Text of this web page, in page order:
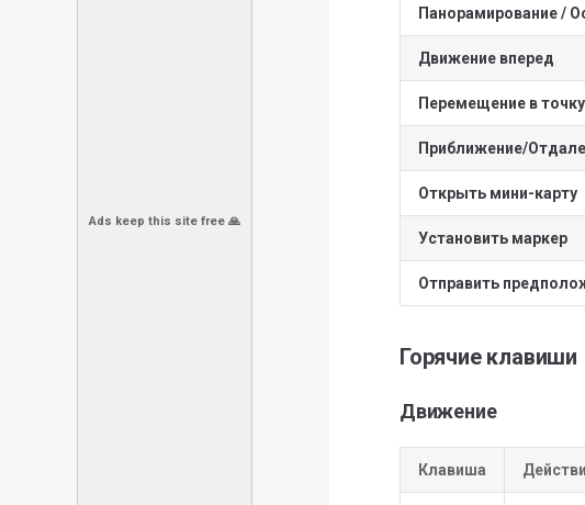
Ads keep this site free 🙏
Панорамирование /
Движение вперед
Перемещение в точку
Приближение/
Открыть мини-карту
Установить маркер
Отправить
Горячие клавиши
Движение
Клавиша